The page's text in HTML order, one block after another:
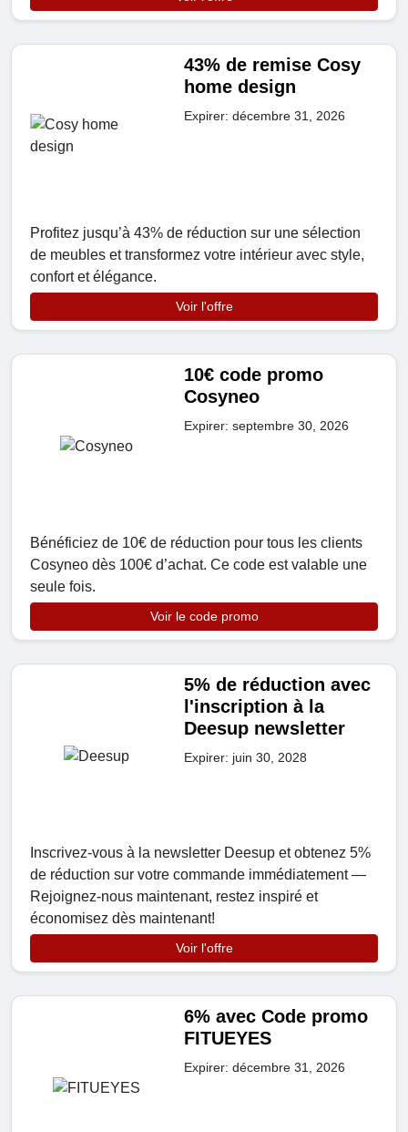
43% de remise Cosy
home design
Expirer: décembre 31, 2026
Profitez jusqu’à 43% de réduction sur une sélection
de meubles et transformez votre intérieur avec style,
confort et élégance.
Voir l'offre
10€ code promo
Cosyneo
Expirer: septembre 30, 2026
Bénéficiez de 10€ de réduction pour tous les clients
Cosyneo dès 100€ d’achat. Ce code est valable une
seule fois.
Voir le code promo
5% de réduction avec
l'inscription à la
Deesup newsletter
Expirer: juin 30, 2028
Inscrivez-vous à la newsletter Deesup et obtenez 5%
de réduction sur votre commande immédiatement —
Rejoignez-nous maintenant, restez inspiré et
économisez dès maintenant!
Voir l'offre
6% avec Code promo
FITUEYES
Expirer: décembre 31, 2026